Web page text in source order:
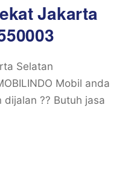
Jakarta
Selatan
Mobil anda
dijalan ?? Butuh jasa